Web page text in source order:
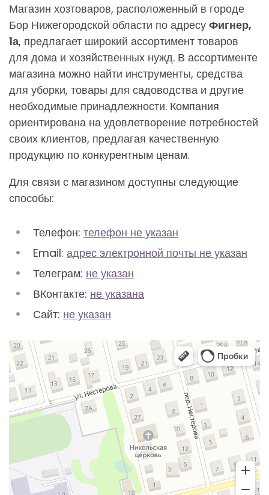
Магазин хозтоваров, расположенный в городе
Бор Нижегородской области по адресу Фигнер,
1а, предлагает широкий ассортимент товаров
для дома и хозяйственных нужд. В ассортименте
магазина можно найти инструменты, средства
для уборки, товары для садоводства и другие
необходимые принадлежности. Компания
ориентирована на удовлетворение потребностей
своих клиентов, предлагая качественную
продукцию по конкурентным ценам.
Для связи с магазином доступны следующие
способы:
Телефон: телефон не указан
Email: адрес электронной почты не указан
Телеграм: не указан
ВКонтакте: не указана
Сайт: не указан